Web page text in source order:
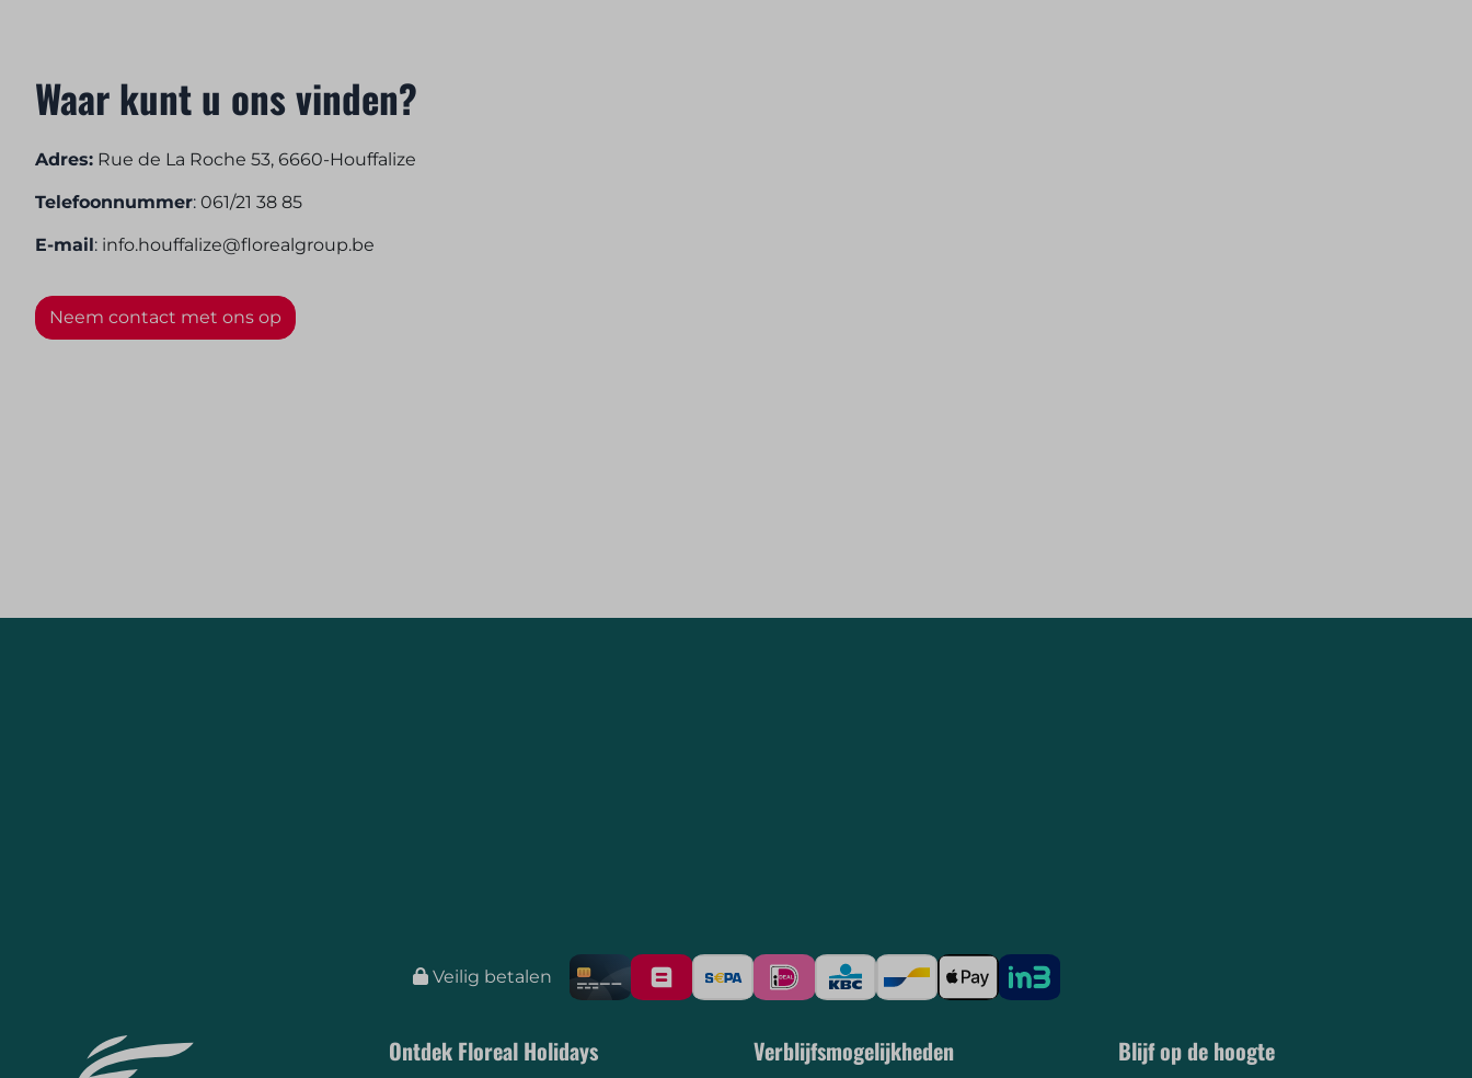
Waar kunt u ons vinden?
Adres: Rue de La Roche 53, 6660-Houffalize
Telefoonnummer:061/21 38 85
E-mail : info.houffalize@florealgroup.be
Neem contact met ons op
Veilig betalen
Ontdek Floreal Holidays Verblijfsmogelijkheden Blijf op de hoogte